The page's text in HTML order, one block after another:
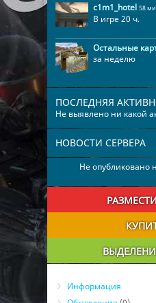
c1m1_hotel 58
В игре 20 ч.
Остальные
за неделю
ПОСЛЕДНЯЯ
Не выявлено ни какой
НОВОСТИ СЕРВЕРА
Не опубликовано
Информация